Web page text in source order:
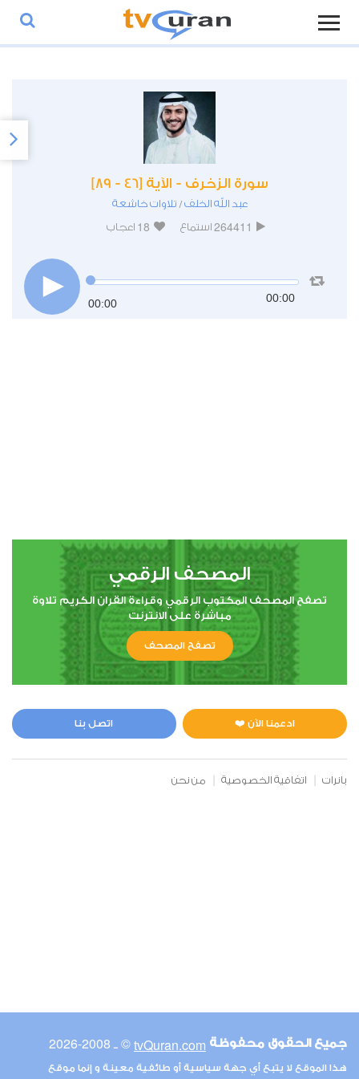
سورة الزخرف - الآية [46 - 89]
عبد الله الخلف/ تلاوات خاشعة
264411 استماع 18 اعجاب
00:00 00:00
المصحف الرقمي
تصفح المصحف المكتوب الرقمي وقراءة القران الكريم تلاوة
مباشرة على الانترنت
تصفح المصحف
ادعمنا الآن ❤️ اتصل بنا
بانرات اتفاقية الخصوصية من نحن
جميع الحقوق محفوظة tvQuran.com© ـ 2008-2026
هذا الموقع لا يتبع أي جهة سياسية أو طائفية معينة و إنما موقع